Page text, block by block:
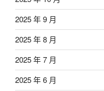
2025 年 9 月
2025 年 8 月
2025 年 7 月
2025 年 6 月